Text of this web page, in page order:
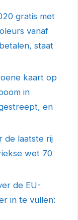
gratis met
vanaf
staat
kaart op
in
en
de laatste rij
wet 70
de EU-
in te vullen: